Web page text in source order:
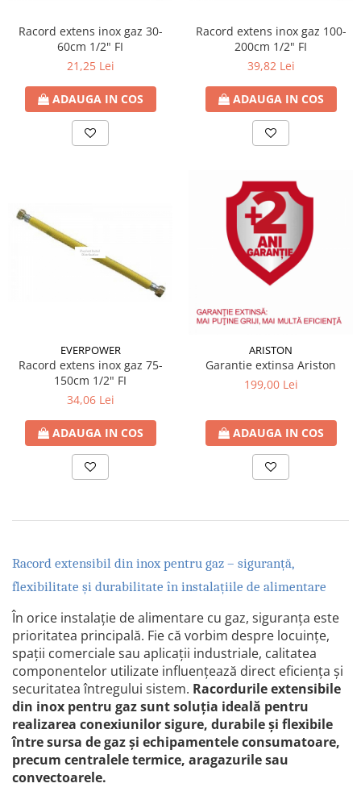
Racord extens inox gaz 30-
60cm 1/2" FI
21,25 Lei
ADAUGA IN COS
Racord extens inox gaz 100-
200cm 1/2" FI
39,82 Lei
ADAUGA IN COS
EVERPOWER
Racord extens inox gaz 75-
150cm 1/2" FI
34,06 Lei
ADAUGA IN COS
ARISTON
Garantie extinsa Ariston
199,00 Lei
ADAUGA IN COS
Racord extensibil din inox pentru gaz – siguranță,
flexibilitate și durabilitate în instalațiile de alimentare
În orice instalație de alimentare cu gaz, siguranța este
prioritatea principală. Fie că vorbim despre locuințe,
spații comerciale sau aplicații industriale, calitatea
componentelor utilizate influențează direct eficiența și
securitatea întregului sistem. Racordurile extensibile
din inox pentru gazsunt soluția ideală pentru
realizarea conexiunilor sigure, durabile și flexibile
între sursa de gaz și echipamentele consumatoare,
precum centralele termice, aragazurile sau
convectoarele.